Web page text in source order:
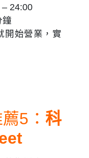
24:00
鐘
開始營業，實
5： 科